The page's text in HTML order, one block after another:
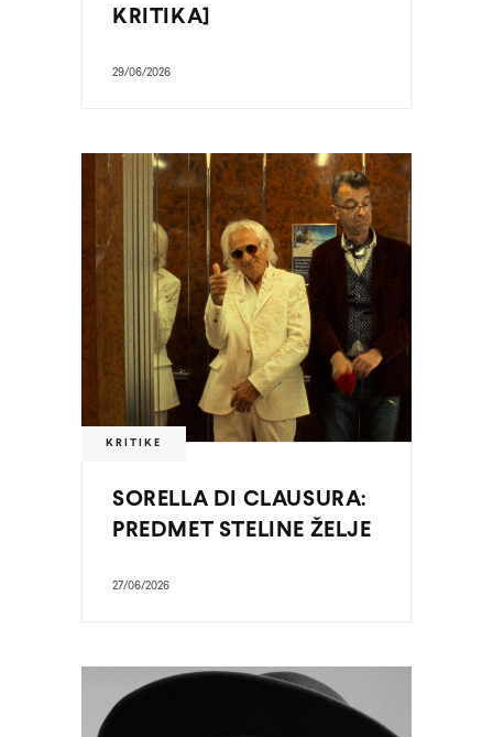
KRITIKA]
29/06/2026
KRITIKE
SORELLA DI CLAUSURA:
PREDMET STELINE ŽELJE
27/06/2026